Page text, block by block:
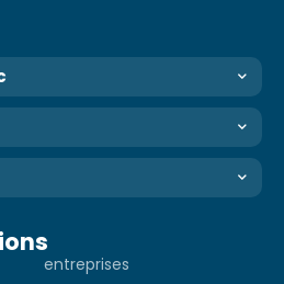
entreprises